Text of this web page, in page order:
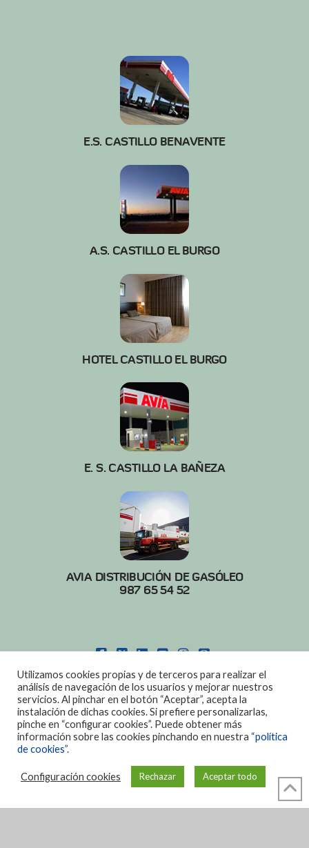
E.S. CASTILLO BENAVENTE
A.S. CASTILLO EL BURGO
HOTEL CASTILLO EL BURGO
E. S. CASTILLO LA BAÑEZA
AVIA DISTRIBUCIÓN DE GASÓLEO
987 65 54 52
POLITICA DE COOKIES|AVISO LEGAL
DISEÑO: DIAN SISTEMAS
Utilizamos cookies propias y de terceros para realizar el
análisis de navegación de los usuarios y mejorar nuestros
servicios. Al pinchar en el botón “Aceptar”, acepta la
instalación de dichas cookies. Si prefiere personalizarlas,
pinche en “configurar cookies”. Puede obtener más
información sobre las cookies pinchando en nuestra “política
de cookies”.
Configuración cookies Rechazar Aceptar todo